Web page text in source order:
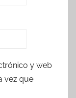
y web
vez que